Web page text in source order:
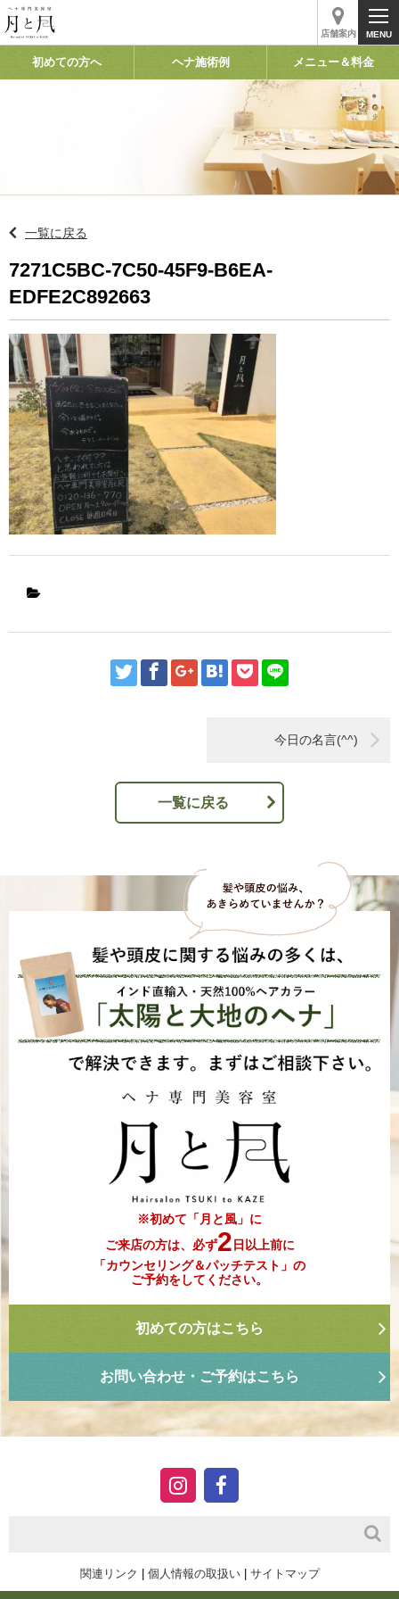
店舗案内
初めての方へ ヘナ施術例 メニュー＆料金
一覧に戻る
7271C5BC-7C50-45F9-B6EA-
EDFE2C892663
今日の名言(^^)
一覧に戻る
※初めて「月と風」に
ご来店の方は、必ず2 日以上前に
「カウンセリング＆パッチテスト」の
ご予約をしてください。
初めての方はこちら
お問い合わせ・ご予約はこちら
関連リンク 個人情報の取扱い| サイトマップ